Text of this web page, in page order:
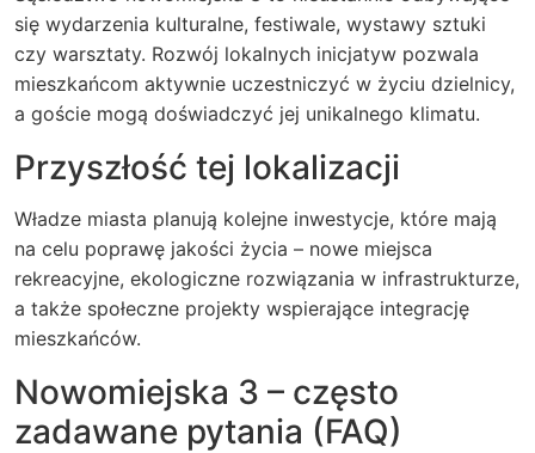
się wydarzenia kulturalne, festiwale, wystawy sztuki
czy warsztaty. Rozwój lokalnych inicjatyw pozwala
mieszkańcom aktywnie uczestniczyć w życiu dzielnicy,
a goście mogą doświadczyć jej unikalnego klimatu.
Przyszłość tej lokalizacji
Władze miasta planują kolejne inwestycje, które mają
na celu poprawę jakości życia – nowe miejsca
rekreacyjne, ekologiczne rozwiązania w infrastrukturze,
a także społeczne projekty wspierające integrację
mieszkańców.
Nowomiejska 3 – często
zadawane pytania (FAQ)